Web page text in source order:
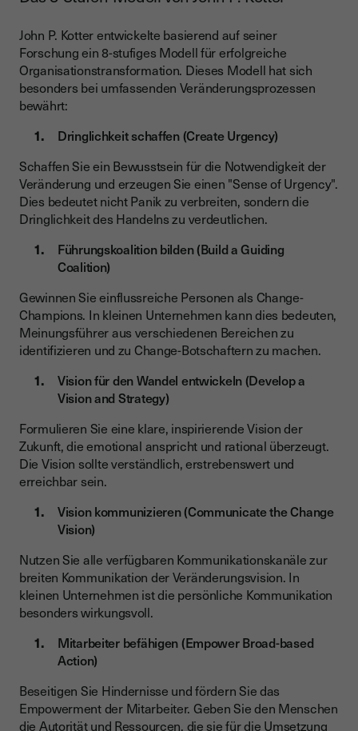
John P. Kotter entwickelte basierend auf seiner
Forschung ein 8-stufiges Modell für erfolgreiche
Organisationstransformation. Dieses Modell hat sich
besonders bei umfassenden Veränderungsprozessen
bewährt:
Dringlichkeit schaffen (Create Urgency)
Schaffen Sie ein Bewusstsein für die Notwendigkeit der
Veränderung und erzeugen Sie einen "Sense of Urgency".
Dies bedeutet nicht Panik zu verbreiten, sondern die
Dringlichkeit des Handelns zu verdeutlichen.
Führungskoalition bilden (Build a Guiding
Coalition)
Gewinnen Sie einflussreiche Personen als Change-
Champions. In kleinen Unternehmen kann dies bedeuten,
Meinungsführer aus verschiedenen Bereichen zu
identifizieren und zu Change-Botschaftern zu machen.
Vision für den Wandel entwickeln (Develop a
Vision and Strategy)
Formulieren Sie eine klare, inspirierende Vision der
Zukunft, die emotional anspricht und rational überzeugt.
Die Vision sollte verständlich, erstrebenswert und
erreichbar sein.
Vision kommunizieren (Communicate the Change
Vision)
Nutzen Sie alle verfügbaren Kommunikationskanäle zur
breiten Kommunikation der Veränderungsvision. In
kleinen Unternehmen ist die persönliche Kommunikation
besonders wirkungsvoll.
Mitarbeiter befähigen (Empower Broad-based
Action)
Beseitigen Sie Hindernisse und fördern Sie das
Empowerment der Mitarbeiter. Geben Sie den Menschen
die Autorität und Ressourcen, die sie für die Umsetzung